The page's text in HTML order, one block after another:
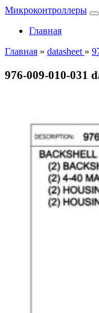
Микроконтроллеры
Главная
Главная » datasheet »
976-009-010-031